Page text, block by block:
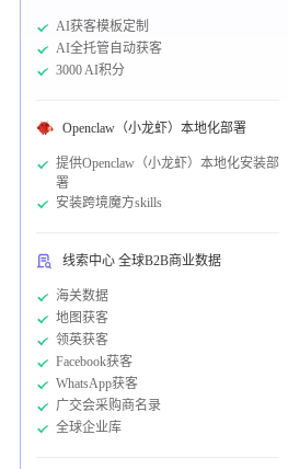
AI获客模板定制
AI全托管自动获客
3000 AI积分
Openclaw（小龙虾）本地化部署
提供Openclaw（小龙虾）本地化安装部
署
安装跨境魔方skills
线索中心 全球B2B商业数据
海关数据
地图获客
领英获客
Facebook获客
WhatsApp获客
广交会采购商名录
全球企业库